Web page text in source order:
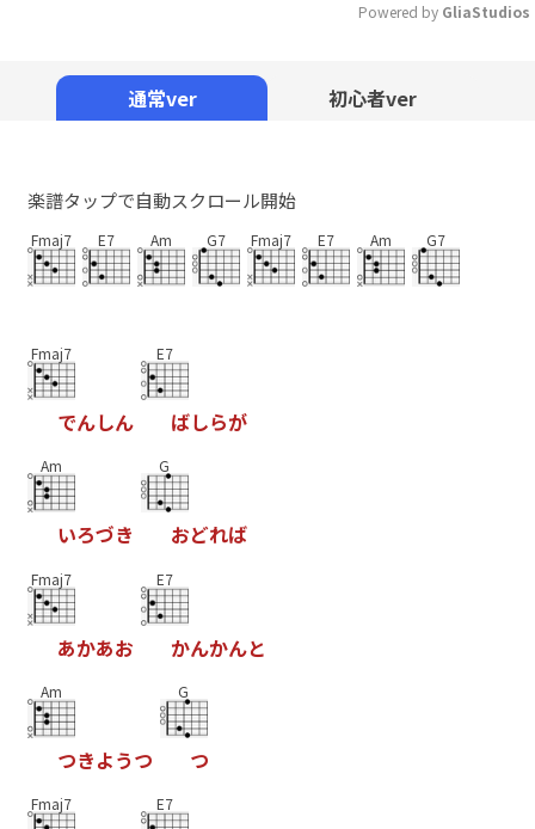
Powered by GliaStudios
通常ver 初心者ver
楽譜タップで自動スクロール開始
Fmaj7 E7 Am G7 Fmaj7 E7 Am G7
Fmaj7
でんしん
E7
ばしらが
Am
いろづき
G
おどれば
Fmaj7
あかあお
E7
かんかんと
Am
つきようつ
G
つ
Fmaj7 E7